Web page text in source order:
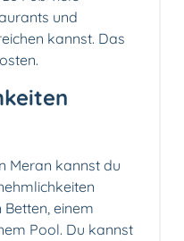
und
kannst. Das
Meran kannst du
einem
Pool. Du kannst